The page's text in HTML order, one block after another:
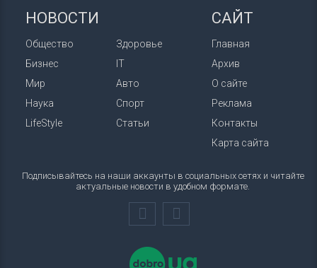
НОВОСТИ
Общество
Бизнес
Мир
Наука
LifeStyle
Здоровье
IT
Авто
Спорт
Статьи
САЙТ
Главная
Архив
О сайте
Реклама
Контакты
Карта сайта
Подписывайтесь на наши аккаунты в социальных сетях и читайте
актуальные новости в удобном формате.